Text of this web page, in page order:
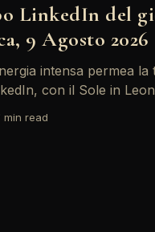
LinkedIn del
9 Agosto 2026
con il Sole in
dalla Luna in
min read